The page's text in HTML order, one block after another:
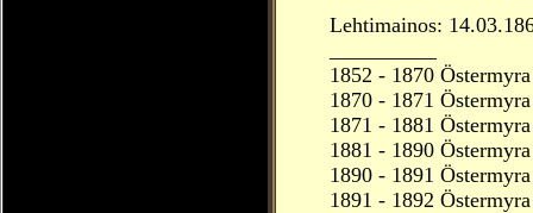
Lehtimainos:
1852 - 1870
1870 - 1871
1871 - 1881
1881 - 1890
1890 - 1891
1891 - 1892